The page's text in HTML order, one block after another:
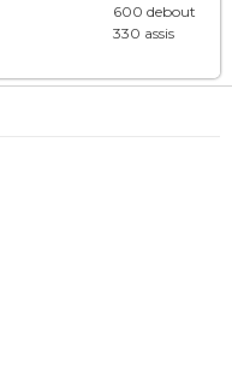
600 debout
330 assis